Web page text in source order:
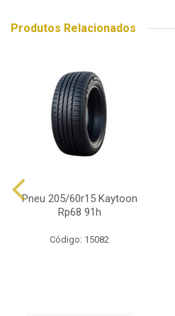
Produtos Relacionados
Pneu 205/60r15 Kaytoon
Rp68 91h
Código: 15082